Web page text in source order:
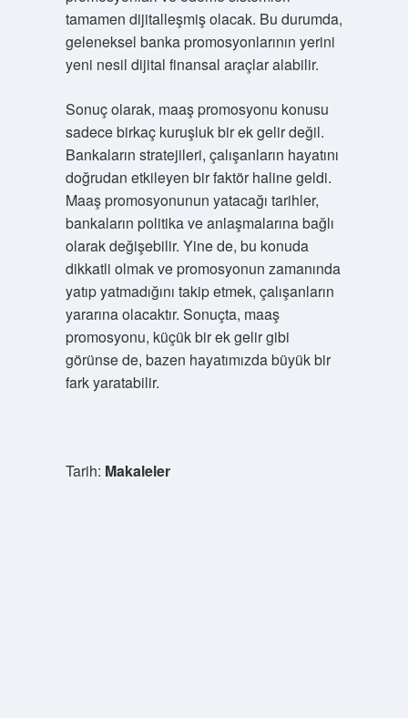
tamamen dijitalleşmiş olacak. Bu durumda,
geleneksel banka promosyonlarının yerini
yeni nesil dijital finansal araçlar alabilir.
Sonuç olarak, maaş promosyonu konusu
sadece birkaç kuruşluk bir ek gelir değil.
Bankaların stratejileri, çalışanların hayatını
doğrudan etkileyen bir faktör haline geldi.
Maaş promosyonunun yatacağı tarihler,
bankaların politika ve anlaşmalarına bağlı
olarak değişebilir. Yine de, bu konuda
dikkatli olmak ve promosyonun zamanında
yatıp yatmadığını takip etmek, çalışanların
yararına olacaktır. Sonuçta, maaş
promosyonu, küçük bir ek gelir gibi
görünse de, bazen hayatımızda büyük bir
fark yaratabilir.
Tarih: Makaleler